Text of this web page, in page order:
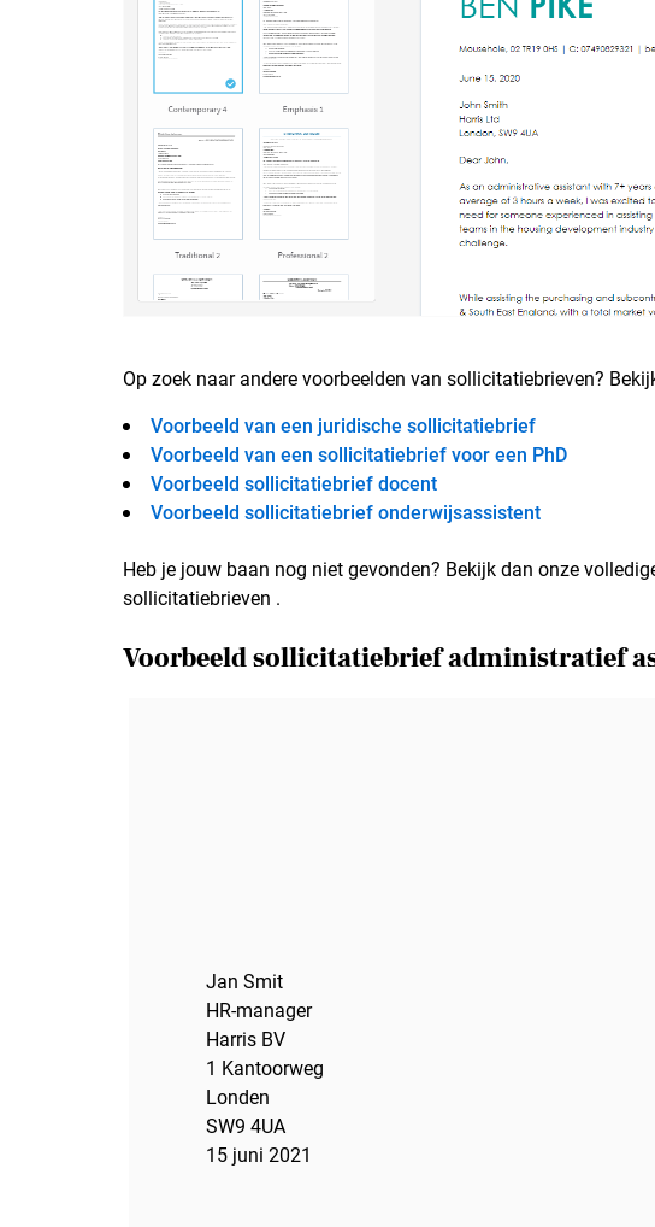
Op zoek naar andere voorbeelden van sollicitatiebrieven?
Voorbeeld van een juridische sollicitatiebrief
Voorbeeld van een sollicitatiebrief voor een PhD
Voorbeeld sollicitatiebrief docent
Voorbeeld sollicitatiebrief onderwijsassistent
Heb je jouw baan nog niet gevonden? Bekijk dan onze
sollicitatiebrieven .
Voorbeeld sollicitatiebrief administratief
Jan Smit
HR-manager
Harris BV
1 Kantoorweg
Londen
SW9 4UA
15 juni 2021